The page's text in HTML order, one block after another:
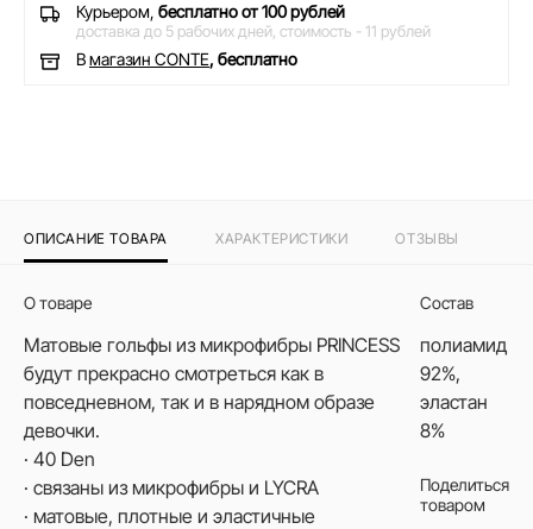
Курьером, бесплатно от 100 рублей
доставка до 5 рабочих дней, стоимость - 11 рублей
Вмагазин CONTE, бесплатно
ОПИСАНИЕ ТОВАРА ХАРАКТЕРИСТИКИ ОТЗЫВЫ
О товаре
Матовые гольфы из микрофибры PRINCESS
будут прекрасно смотреться как в
повседневном, так и в нарядном образе
девочки.
· 40 Den
· связаны из микрофибры и LYCRA
· матовые, плотные и эластичные
Состав
полиамид
92%,
эластан
8%
Поделиться
товаром